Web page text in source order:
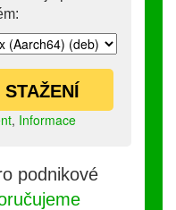
STAŽENÍ
, Informace
podnikové